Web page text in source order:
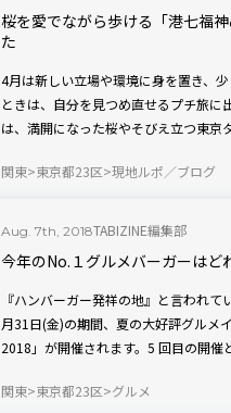
桜を愛でながら歩ける「港七福
た
4月は新しい立場や環境に身を置き、
ときは、自分を見つめ直せるプチ旅に
は、満開になった桜やそびえ立つ東京
関東 東京都23区 現地ルポ／ブログ
Aug. 7th, 2018TABIZINE編集部
今年のNo.１グルメバーガーはど
『ハンバーガー発祥の地』と言われ
月31日(金)の期間、夏の大好評グルメ
2018」が開催されます。5 回目の開
関東 東京都23区 グルメ